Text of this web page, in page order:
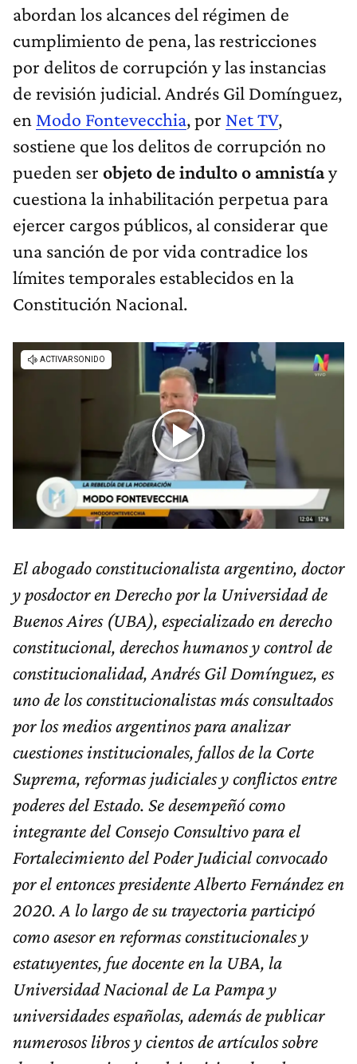
abordan los alcances del régimen de
cumplimiento de pena, las restricciones
por delitos de corrupción y las instancias
de revisión judicial. Andrés Gil Domínguez,
en Modo Fontevecchia, por Net TV,
sostiene que los delitos de corrupción no
pueden ser objeto de indulto o amnistíay
cuestiona la inhabilitación perpetua para
ejercer cargos públicos, al considerar que
una sanción de por vida contradice los
límites temporales establecidos en la
Constitución Nacional.
El abogado constitucionalista argentino, doctor
y posdoctor en Derecho por la Universidad de
Buenos Aires (UBA), especializado en derecho
constitucional, derechos humanos y control de
constitucionalidad, Andrés Gil Domínguez, es
uno de los constitucionalistas más consultados
por los medios argentinos para analizar
cuestiones institucionales, fallos de la Corte
Suprema, reformas judiciales y conflictos entre
poderes del Estado. Se desempeñó como
integrante del Consejo Consultivo para el
Fortalecimiento del Poder Judicial convocado
por el entonces presidente Alberto Fernández en
2020. A lo largo de su trayectoria participó
como asesor en reformas constitucionales y
estatuyentes, fue docente en la UBA, la
Universidad Nacional de La Pampa y
universidades españolas, además de publicar
numerosos libros y cientos de artículos sobre